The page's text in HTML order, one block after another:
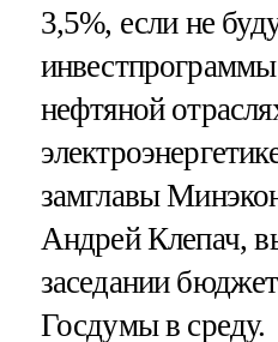
3,5%, если не
инвестпрограммы
нефтяной
замглавы
Андрей Клепач,
заседании
Госдумы в среду.